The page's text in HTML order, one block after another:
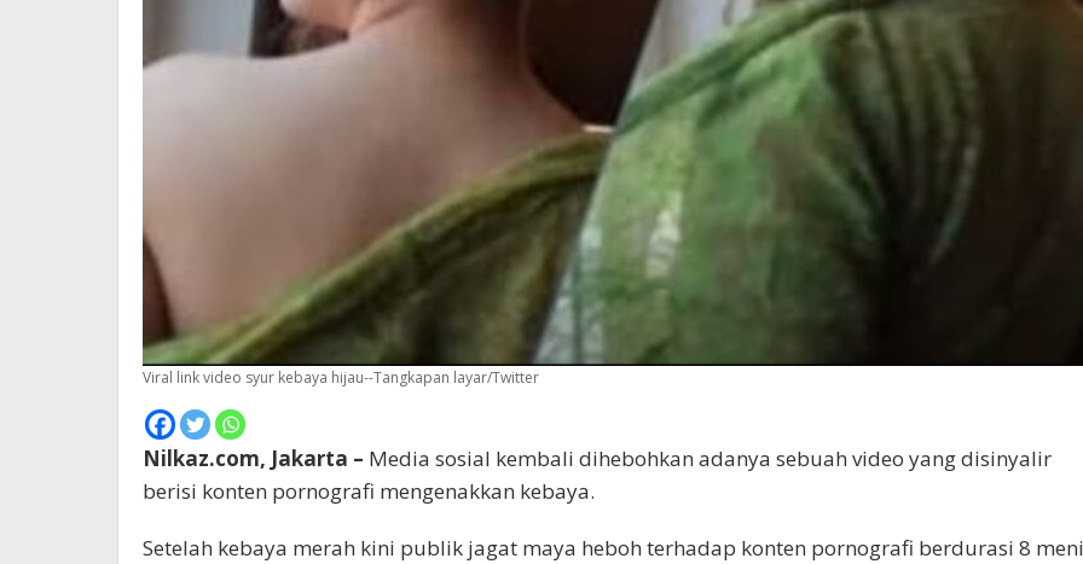
Viral link video syur kebaya hijau--Tangkapan layar/Twitter
Nilkaz.com, Jakarta – Media sosial kembali dihebohkan adanya sebuah video yang disinyalir
berisi konten pornografi mengenakkan kebaya.
Setelah kebaya merah kini publik jagat maya heboh terhadap konten pornografi berdurasi 8